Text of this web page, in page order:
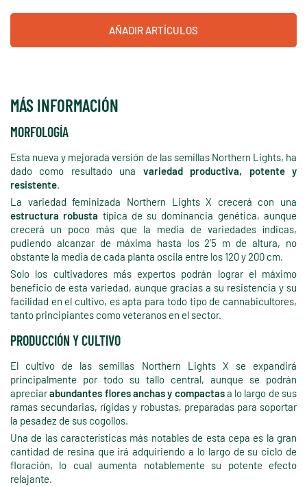
AÑADIR ARTÍCULOS
MÁS INFORMACIÓN
MORFOLOGÍA
Esta nueva y mejorada versión de las semillas Northern Lights, ha
dado como resultado una variedad productiva, potente y
resistente.
La variedad feminizada Northern Lights X crecerá con una
estructura robusta típica de su dominancia genética, aunque
crecerá un poco más que la media de variedades índicas,
pudiendo alcanzar de máxima hasta los 2’5 m de altura, no
obstante la media de cada planta oscila entre los 120 y 200 cm.
Solo los cultivadores más expertos podrán lograr el máximo
beneficio de esta variedad, aunque gracias a su resistencia y su
facilidad en el cultivo, es apta para todo tipo de cannabicultores,
tanto principiantes como veteranos en el sector.
PRODUCCIÓN Y CULTIVO
El cultivo de las semillas Northern Lights X se expandirá
principalmente por todo su tallo central, aunque se podrán
apreciarabundantes flores anchas y compactasa lo largo de sus
ramas secundarias, rígidas y robustas, preparadas para soportar
la pesadez de sus cogollos.
Una de las características más notables de esta cepa es la gran
cantidad de resina que irá adquiriendo a lo largo de su ciclo de
floración, lo cual aumenta notablemente su potente efecto
relajante.